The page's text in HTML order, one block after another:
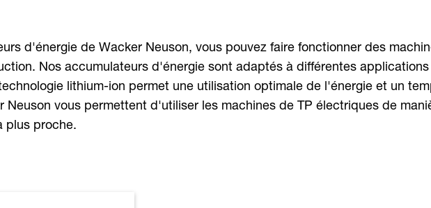
d'énergie de Wacker Neuson, vous pouvez faire fonctionner des
Nos accumulateurs d'énergie sont adaptés à différentes
lithium-ion permet une utilisation optimale de l'énergie et un
Neuson vous permettent d'utiliser les machines de TP électriques de
plus proche.